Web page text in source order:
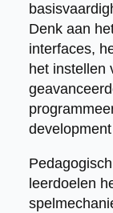
Denk aan
interfaces,
het instellen
leerdoelen